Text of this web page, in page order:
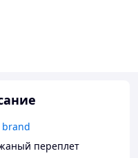
brand
переплет